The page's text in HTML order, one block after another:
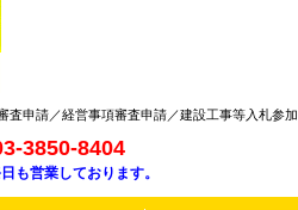
査申請／経営事項審査申請／建設工事等入札参加
3850-8404
も営業しております。